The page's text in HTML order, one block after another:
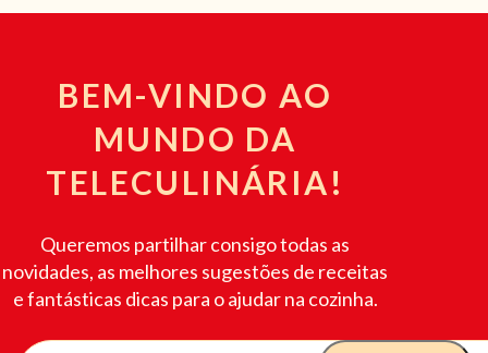
BEM-VINDO AO
MUNDO DA
TELECULINÁRIA!
Queremos partilhar consigo todas as
novidades, as melhores sugestões de receitas
e fantásticas dicas para o ajudar na cozinha.